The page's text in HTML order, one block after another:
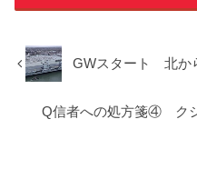
GWスタート 北か
Q信者への処方箋④ ク